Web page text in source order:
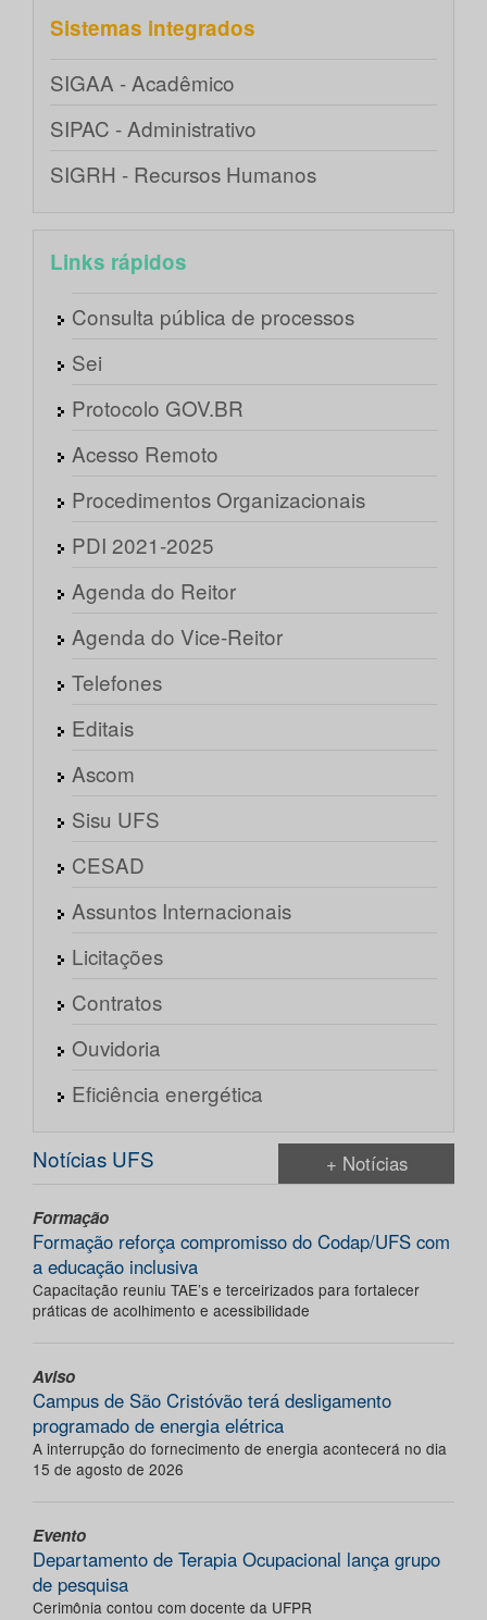
Sistemas integrados
SIGAA - Acadêmico
SIPAC - Administrativo
SIGRH - Recursos Humanos
Links rápidos
Consulta pública de processos
Sei
Protocolo GOV.BR
Acesso Remoto
Procedimentos Organizacionais
PDI 2021-2025
Agenda do Reitor
Agenda do Vice-Reitor
Telefones
Editais
Ascom
Sisu UFS
CESAD
Assuntos Internacionais
Licitações
Contratos
Ouvidoria
Eficiência energética
Notícias UFS + Notícias
Formação
Formação reforça compromisso do Codap/UFS com
a educação inclusiva
Capacitação reuniu TAE’s e terceirizados para fortalecer
práticas de acolhimento e acessibilidade
Aviso
Campus de São Cristóvão terá desligamento
programado de energia elétrica
A interrupção do fornecimento de energia acontecerá no dia
15 de agosto de 2026
Evento
Departamento de Terapia Ocupacional lança grupo
de pesquisa
Cerimônia contou com docente da UFPR